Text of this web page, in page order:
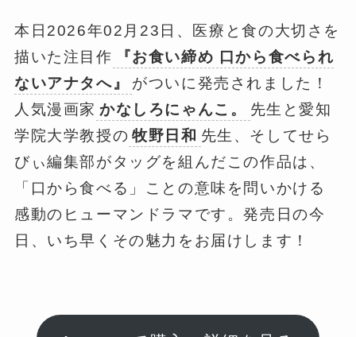
本日2026年02月23日、医療と食の大切さを
描いた注目作
『お食い締め 口から食べられ
ないアナタへ』
がついに発売されました！
人気漫画家 かなしろにゃんこ。
先生と愛知
学院大学教授の 牧野日和 先生、そしてせら
びぃ編集部がタッグを組んだこの作品は、
「口から食べる」ことの意味を問いかける
感動のヒューマンドラマです。発売日の今
日、いち早くその魅力をお届けします！